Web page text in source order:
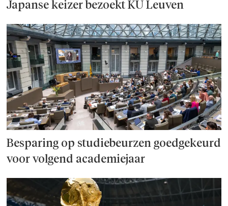
Japanse keizer bezoekt KU Leuven
Besparing op studie­beurzen goed­ge­keurd
voor volgend academiejaar